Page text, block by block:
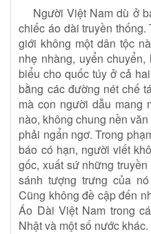
Người Việt Nam dù ở
chiếc áo dài truyền
giới không một dân tộc
nhẹ nhàng, uyển
biểu cho quốc túy ở cả
bằng các đường nét chế
mà con người dẫu mang
nào, không chung nền
phải ngẩn ngơ. Trong
báo có hạn, người viết
gốc, xuất sứ những
sánh tượng trưng của
Cũng không đề cập đến
Áo Dài Việt Nam trong
Nhật và một số nước khác.